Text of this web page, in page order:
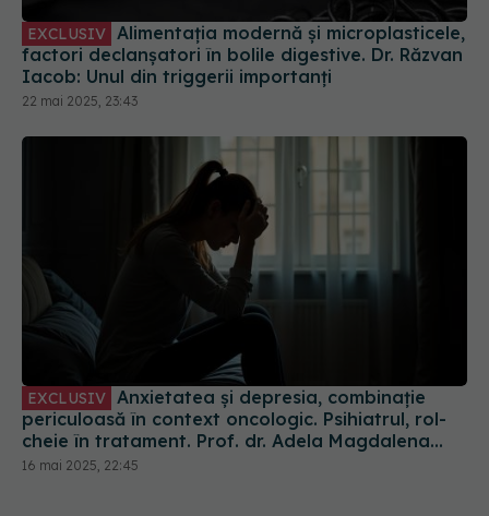
EXCLUSIV
factori declanșatori în bolile digestive. Dr. Răzvan
Iacob: Unul din triggerii importanți
22 mai 2025, 23:43
EXCLUSIV
periculoasă în context oncologic. Psihiatrul, rol-
cheie în tratament. Prof. dr. Adela Magdalena
Ciobanu: Greu de tratat
16 mai 2025, 22:45